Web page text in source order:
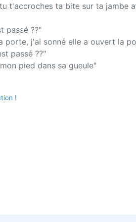
t'accroches ta bite sur ta jambe
passé ??"
porte, j'ai sonné elle a ouvert la
passé ??"
pied dans sa gueule"
!